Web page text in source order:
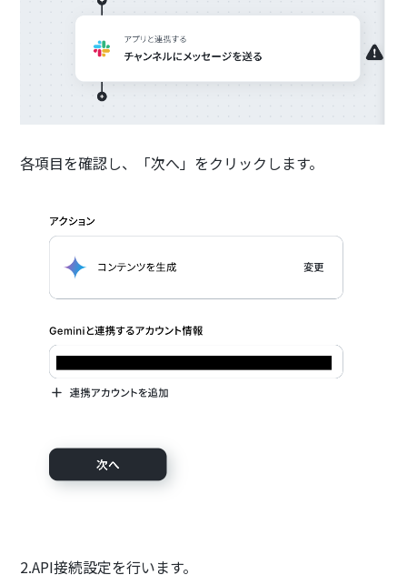
各項目を確認し、「次へ」をクリックします。
2.API接続設定を行います。